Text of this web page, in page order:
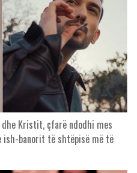
Kristit, çfarë ndodhi mes
ish-banorit të shtëpisë më të